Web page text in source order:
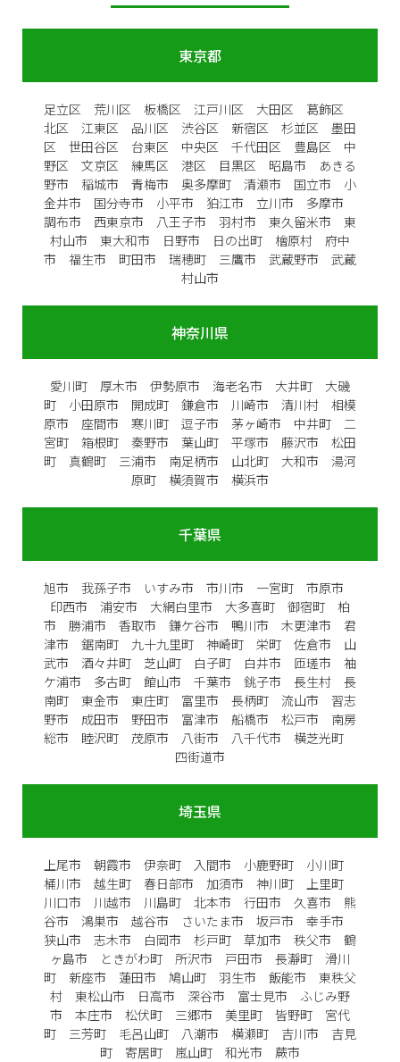
東京都
足立区 荒川区 板橋区 江戸川区 大田区 葛飾区
北区 江東区 品川区 渋谷区 新宿区 杉並区 墨田
区 世田谷区 台東区 中央区 千代田区 豊島区 中
野区 文京区 練馬区 港区 目黒区 昭島市 あきる
野市 稲城市 青梅市 奥多摩町 清瀬市 国立市 小
金井市 国分寺市 小平市 狛江市 立川市 多摩市
調布市 西東京市 八王子市 羽村市 東久留米市 東
村山市 東大和市 日野市 日の出町 檜原村 府中
市 福生市 町田市 瑞穂町 三鷹市 武蔵野市 武蔵
村山市
神奈川県
愛川町 厚木市 伊勢原市 海老名市 大井町 大磯
町 小田原市 開成町 鎌倉市 川崎市 清川村 相模
原市 座間市 寒川町 逗子市 茅ヶ崎市 中井町 二
宮町 箱根町 秦野市 葉山町 平塚市 藤沢市 松田
町 真鶴町 三浦市 南足柄市 山北町 大和市 湯河
原町 横須賀市 横浜市
千葉県
旭市 我孫子市 いすみ市 市川市 一宮町 市原市
印西市 浦安市 大網白里市 大多喜町 御宿町 柏
市 勝浦市 香取市 鎌ケ谷市 鴨川市 木更津市 君
津市 鋸南町 九十九里町 神崎町 栄町 佐倉市 山
武市 酒々井町 芝山町 白子町 白井市 匝瑳市 袖
ケ浦市 多古町 館山市 千葉市 銚子市 長生村 長
南町 東金市 東庄町 富里市 長柄町 流山市 習志
野市 成田市 野田市 富津市 船橋市 松戸市 南房
総市 睦沢町 茂原市 八街市 八千代市 横芝光町
四街道市
埼玉県
上尾市 朝霞市 伊奈町 入間市 小鹿野町 小川町
桶川市 越生町 春日部市 加須市 神川町 上里町
川口市 川越市 川島町 北本市 行田市 久喜市 熊
谷市 鴻巣市 越谷市 さいたま市 坂戸市 幸手市
狭山市 志木市 白岡市 杉戸町 草加市 秩父市 鶴
ヶ島市 ときがわ町 所沢市 戸田市 長瀞町 滑川
町 新座市 蓮田市 鳩山町 羽生市 飯能市 東秩父
村 東松山市 日高市 深谷市 富士見市 ふじみ野
市 本庄市 松伏町 三郷市 美里町 皆野町 宮代
町 三芳町 毛呂山町 八潮市 横瀬町 吉川市 吉見
町 寄居町 嵐山町 和光市 蕨市